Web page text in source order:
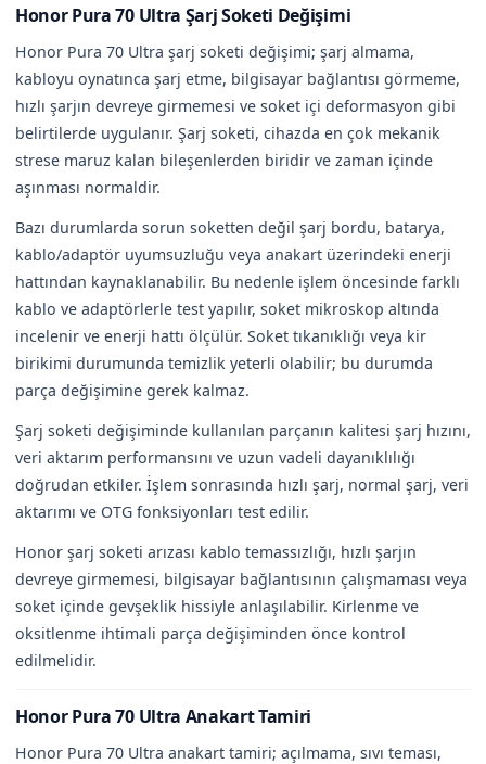
Honor Pura 70 Ultra Şarj Soketi Değişimi
Honor Pura 70 Ultra şarj soketi değişimi; şarj almama,
kabloyu oynatınca şarj etme, bilgisayar bağlantısı görmeme,
hızlı şarjın devreye girmemesi ve soket içi deformasyon gibi
belirtilerde uygulanır. Şarj soketi, cihazda en çok mekanik
strese maruz kalan bileşenlerden biridir ve zaman içinde
aşınması normaldir.
Bazı durumlarda sorun soketten değil şarj bordu, batarya,
kablo/adaptör uyumsuzluğu veya anakart üzerindeki enerji
hattından kaynaklanabilir. Bu nedenle işlem öncesinde farklı
kablo ve adaptörlerle test yapılır, soket mikroskop altında
incelenir ve enerji hattı ölçülür. Soket tıkanıklığı veya kir
birikimi durumunda temizlik yeterli olabilir; bu durumda
parça değişimine gerek kalmaz.
Şarj soketi değişiminde kullanılan parçanın kalitesi şarj hızını,
veri aktarım performansını ve uzun vadeli dayanıklılığı
doğrudan etkiler. İşlem sonrasında hızlı şarj, normal şarj, veri
aktarımı ve OTG fonksiyonları test edilir.
Honor şarj soketi arızası kablo temassızlığı, hızlı şarjın
devreye girmemesi, bilgisayar bağlantısının çalışmaması veya
soket içinde gevşeklik hissiyle anlaşılabilir. Kirlenme ve
oksitlenme ihtimali parça değişiminden önce kontrol
edilmelidir.
Honor Pura 70 Ultra Anakart Tamiri
Honor Pura 70 Ultra anakart tamiri; açılmama, sıvı teması,